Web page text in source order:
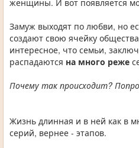
женщины. И вот появляется
Замуж выходят по любви, но
создают свою ячейку
интересное, что семьи,
распадаются на много реже
Почему так происходит?
Жизнь длинная и в ней как в
серий, вернее - этапов.